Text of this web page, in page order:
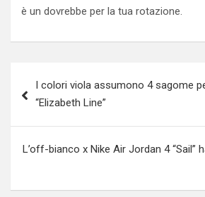
è un dovrebbe per la tua rotazione.
navigation
I colori viola assumono 4 sagome
“Elizabeth Line”
L’off-bianco x Nike Air Jordan 4 “Sail”